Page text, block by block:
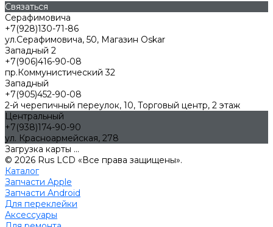
Связаться
Серафимовича
+7(928)130-71-86
ул.Серафимовича, 50, Магазин Oskar
Западный 2
+7(906)416-90-08
пр.Коммунистический 32
Западный
+7(905)452-90-08
2-й черепичный переулок, 10, Торговый центр, 2 этаж
Центральный
+7(938)174-90-90
ул. Красноармейская, 278
Загрузка карты ...
© 2026 Rus LCD «Все права защищены».
Каталог
Запчасти Apple
Запчасти Android
Для переклейки
Аксессуары